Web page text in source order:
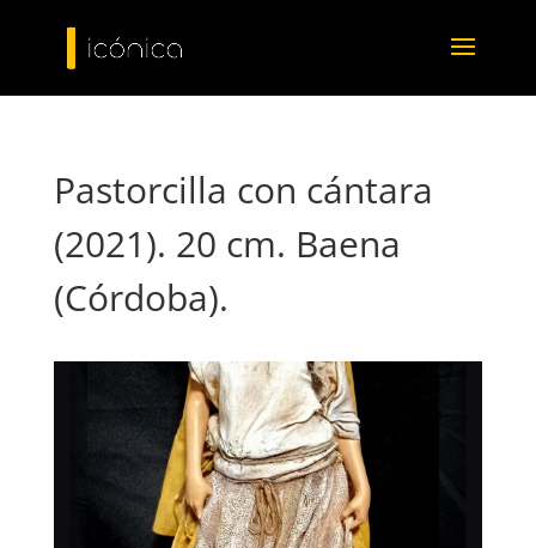
Pastorcilla con cántara
(2021). 20 cm. Baena
(Córdoba).